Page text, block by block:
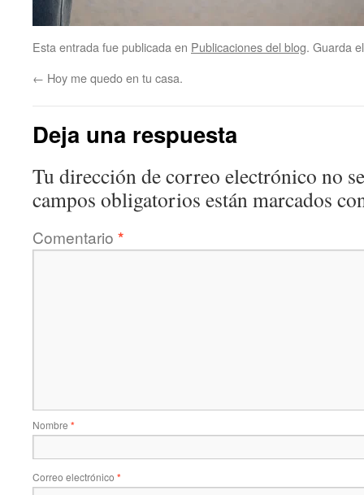
Esta entrada fue publicada en Publicaciones del blog. Guarda
← Hoy me quedo en tu casa.
Deja una respuesta
Tu dirección de correo electrónico no
campos obligatorios están marcados
Comentario *
Nombre *
Correo electrónico *